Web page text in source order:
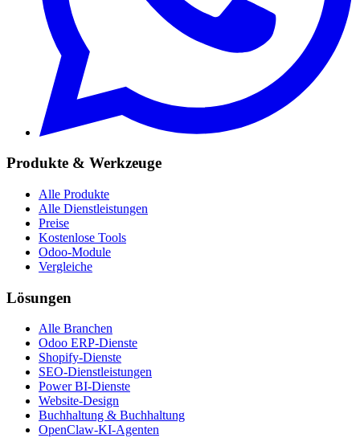
Produkte & Werkzeuge
Alle Produkte
Alle Dienstleistungen
Preise
Kostenlose Tools
Odoo-Module
Vergleiche
Lösungen
Alle Branchen
Odoo ERP-Dienste
Shopify-Dienste
SEO-Dienstleistungen
Power BI-Dienste
Website-Design
Buchhaltung & Buchhaltung
OpenClaw-KI-Agenten